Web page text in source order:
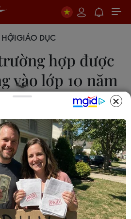
GIÁO DỤC
hợp được
vào lớp 10 năm
2024
2023 03:45
SGDĐT-QLT về việc tuyển
năm học 2023-2024 do Sở
Hà Nội ban hành, có 4
được tuyển thẳng vào lớp 10
2023-2024.